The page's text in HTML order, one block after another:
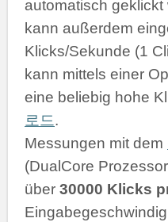
automatisch geklickt
kann außerdem
Klicks/Sekunde (1
kann mittels einer
eine beliebig hohe
로드.
Messungen mit dem
(DualCore
über 30000 Klicks